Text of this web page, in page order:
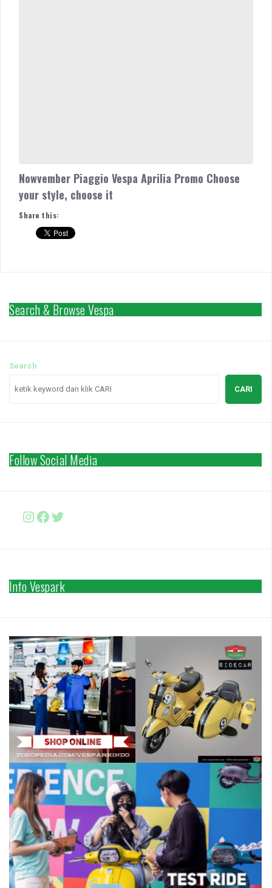
Nowvember Piaggio Vespa Aprilia Promo Choose
your style, choose it
Share this:
Search & Browse Vespa
Search
CARI
Follow Social Media
Instagram
Facebook
http://www.twitter.com/
Info Vespark